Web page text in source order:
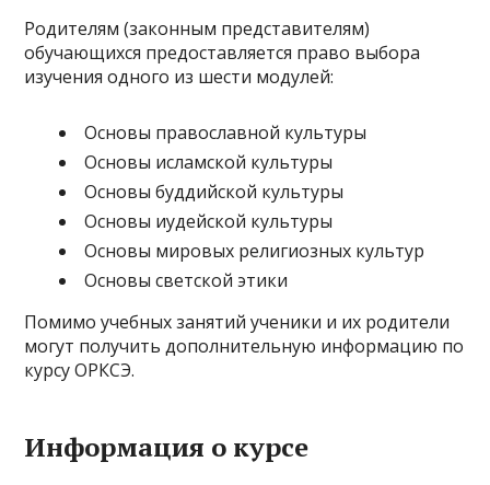
Родителям (законным представителям)
обучающихся предоставляется право выбора
изучения одного из шести модулей:
Основы православной культуры
Основы исламской культуры
Основы буддийской культуры
Основы иудейской культуры
Основы мировых религиозных культур
Основы светской этики
Помимо учебных занятий ученики и их родители
могут получить дополнительную информацию по
курсу ОРКСЭ.
Информация о курсе